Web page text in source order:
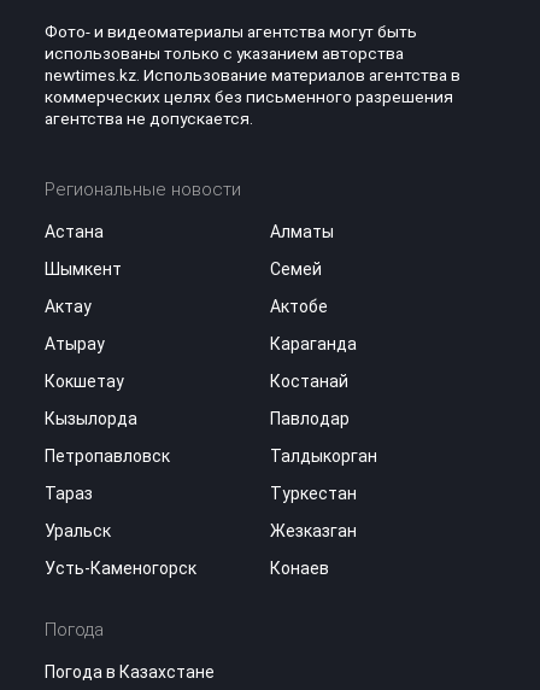
Фото- и видеоматериалы агентства могут быть
использованы только с указанием авторства
newtimes.kz. Использование материалов агентства в
коммерческих целях без письменного разрешения
агентства не допускается.
Региональные новости
Астана
Алматы
Шымкент
Семей
Актау
Актобе
Атырау
Караганда
Кокшетау
Костанай
Кызылорда
Павлодар
Петропавловск
Талдыкорган
Тараз
Туркестан
Уральск
Жезказган
Усть-Каменогорск
Конаев
Погода
Погода в Казахстане